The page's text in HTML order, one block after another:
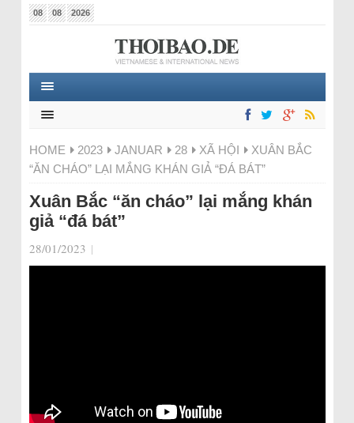
08 08 2026
HOME 2023 JANUAR 28 XÃ HỘI
XUÂN BẮC
“ĂN CHÁO” LẠI MẮNG KHÁN GIẢ “ĐÁ BÁT”
Xuân Bắc “ăn cháo” lại mắng khán
giả “đá bát”
28/01/2023 |